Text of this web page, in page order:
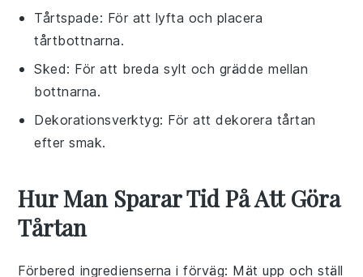
Tårtspade: För att lyfta och placera
tårtbottnarna.
Sked: För att breda sylt och grädde mellan
bottnarna.
Dekorationsverktyg: För att dekorera tårtan
efter smak.
Hur Man Sparar Tid På Att Göra
Tårtan
Förbered ingredienserna i förväg: Mät upp och ställ